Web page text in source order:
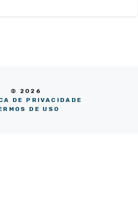
© 2026
DE PRIVACIDADE
DE USO